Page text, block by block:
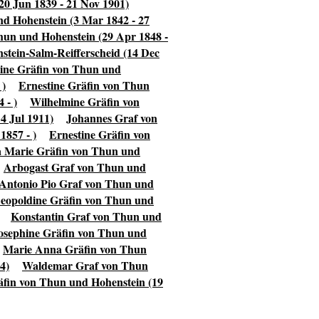
Jun 1839 - 21 Nov 1901)
Hohenstein (3 Mar 1842 - 27
und Hohenstein (29 Apr 1848 -
Salm-Reifferscheid (14 Dec
Gräfin von Thun und
Ernestine Gräfin von Thun
- )
Wilhelmine Gräfin von
Jul 1911)
Johannes Graf von
- )
Ernestine Gräfin von
Marie Gräfin von Thun und
Arbogast Graf von Thun und
Pio Graf von Thun und
Gräfin von Thun und
Konstantin Graf von Thun und
Gräfin von Thun und
Marie Anna Gräfin von Thun
Waldemar Graf von Thun
von Thun und Hohenstein (19